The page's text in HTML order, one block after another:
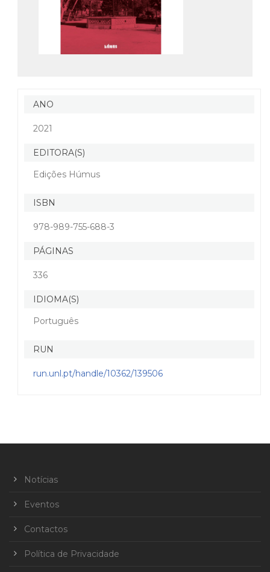
ANO
2021
EDITORA(S)
Edições Húmus
ISBN
978-989-755-688-3
PÁGINAS
336
IDIOMA(S)
Português
RUN
run.unl.pt/handle/10362/139506
Notícias
Eventos
Contactos
Política de Privacidade